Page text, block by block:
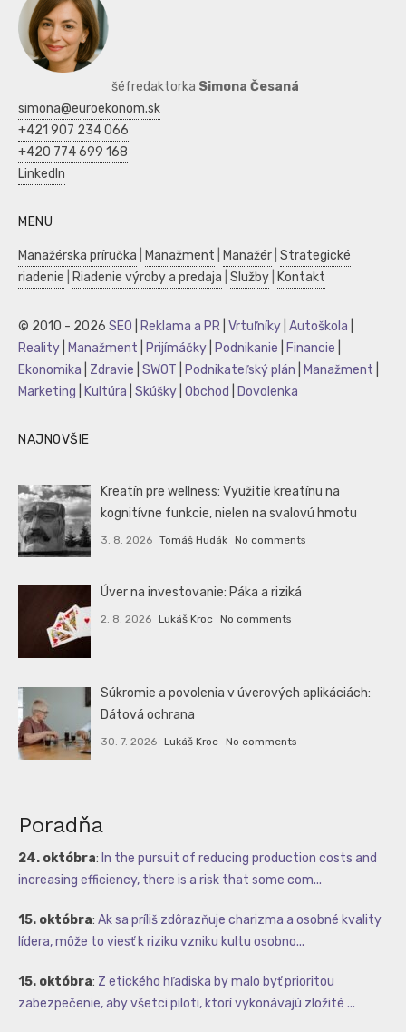
šéfredaktorka Simona Česaná
simona@euroekonom.sk
+421 907 234 066
+420 774 699 168
LinkedIn
MENU
Manažérska príručka Manažment Manažér Strategické
riadenie
Riadenie výroby a predaja Služby Kontakt
© 2010 - 2026 SEO Reklama a PR Vrtuľníky Autoškola
Reality
Manažment Prijímáčky Podnikanie Financie
Ekonomika
Zdravie SWOT Podnikateľský plán Manažment
Marketing
Kultúra Skúšky Obchod Dovolenka
NAJNOVŠIE
Kreatín pre wellness: Využitie kreatínu na
kognitívne funkcie, nielen na svalovú hmotu
3. 8. 2026 Tomáš Hudák No comments
Úver na investovanie: Páka a riziká
2. 8. 2026 Lukáš Kroc No comments
Súkromie a povolenia v úverových aplikáciách:
Dátová ochrana
30. 7. 2026 Lukáš Kroc No comments
Poradňa
24. októbra: In the pursuit of reducing production costs and
increasing efficiency, there is a risk that some com...
15. októbra: Ak sa príliš zdôrazňuje charizma a osobné kvality
lídera, môže to viesť k riziku vzniku kultu osobno...
15. októbra: Z etického hľadiska by malo byť prioritou
zabezpečenie, aby všetci piloti, ktorí vykonávajú zložité ...